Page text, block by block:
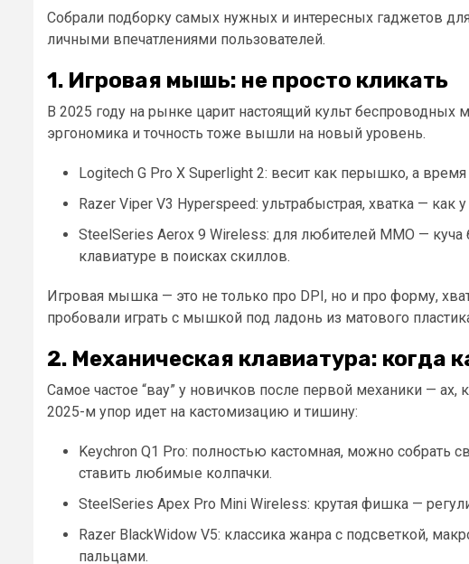
Собрали подборку самых нужных и интересных гаджетов
личными впечатлениями пользователей.
1. Игровая мышь: не просто кликать
В 2025 году на рынке царит настоящий культ
эргономика и точность тоже вышли на новый уровень.
Logitech G Pro X Superlight 2: весит как перышко, а
Razer Viper V3 Hyperspeed: ультрабыстрая, хватка —
SteelSeries Aerox 9 Wireless: для любителей MMO —
клавиатуре в поисках скиллов.
Игровая мышка — это не только про DPI, но и про форму,
пробовали играть с мышкой под ладонь из матового
2. Механическая клавиатура:
Самое частое “вау” у новичков после первой механики — ах,
2025-м упор идет на кастомизацию и тишину:
Keychron Q1 Pro: полностью кастомная, можно собрать
ставить любимые колпачки.
SteelSeries Apex Pro Mini Wireless: крутая фишка —
Razer BlackWidow V5: классика жанра с подсветкой,
пальцами.